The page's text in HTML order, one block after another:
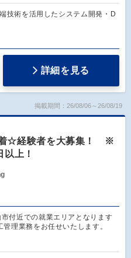
技術を活用したシステム開発・D
詳細を見る
掲載期間：26/08/06～26/08/19
着☆経験者を大募集！ ※
上！
付近での就業エリアとなります
理業務をお任せいたします。